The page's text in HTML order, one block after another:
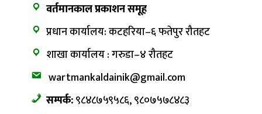
वर्तमानकाल प्रकाशन समूह
प्रधान कार्यालय: कटहरिया–६ फतेपुर रौतहट
शाखा कार्यालय : गरुडा–४ रौतहट
wartmankaldainik@gmail.com
सम्पर्क:९८४८७५९५८६, ९८०७५७८४८३